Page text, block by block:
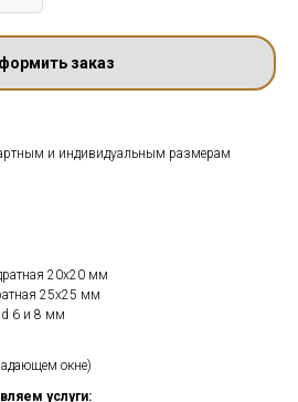
заказ
и индивидуальным размерам
20х20 мм
25х25 мм
d 6 и 8 мм
окне)
услуги: